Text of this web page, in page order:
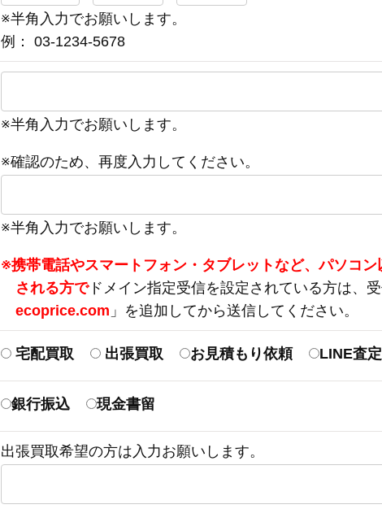
※半角入力でお願いします。
例： 03-1234-5678
※半角入力でお願いします。
※確認のため、再度入力してください。
※半角入力でお願いします。
※携帯電話やスマートフォン・タブレットなど、パソコ
される方でドメイン指定受信を設定されている方は、
ecoprice.com 」を追加してから送信してください。
宅配買取 出張買取 お見積もり依頼 LINE査
銀行振込 現金書留
出張買取希望の方は入力お願いします。